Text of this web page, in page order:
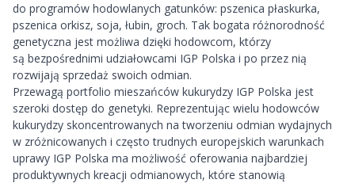
do programów hodowlanych gatunków: pszenica płaskurka,
pszenica orkisz, soja, łubin, groch. Tak bogata różnorodność
genetyczna jest możliwa dzięki hodowcom, którzy
są bezpośrednimi udziałowcami IGP Polska i po przez nią
rozwijają sprzedaż swoich odmian.
Przewagą portfolio mieszańców kukurydzy IGP Polska jest
szeroki dostęp do genetyki. Reprezentując wielu hodowców
kukurydzy skoncentrowanych na tworzeniu odmian wydajnych
w zróżnicowanych i często trudnych europejskich warunkach
uprawy IGP Polska ma możliwość oferowania najbardziej
produktywnych kreacji odmianowych, które stanowią